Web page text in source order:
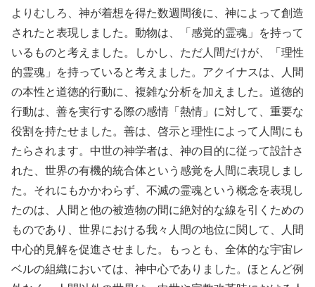
よりむしろ、神が着想を得た数週間後に、神によって創造
されたと表現しました。動物は、「感覚的霊魂」を持って
いるものと考えました。しかし、ただ人間だけが、「理性
的霊魂」を持っていると考えました。アクイナスは、人間
の本性と道徳的行動に、複雑な分析を加えました。道徳的
行動は、善を実行する際の感情「熱情」に対して、重要な
役割を持たせました。善は、啓示と理性によって人間にも
たらされます。中世の神学者は、神の目的に従って設計さ
れた、世界の有機的統合体という感覚を人間に表現しまし
た。それにもかかわらず、不滅の霊魂という概念を表現し
たのは、人間と他の被造物の間に絶対的な線を引くための
ものであり、世界における我々人間の地位に関して、人間
中心的見解を促進させました。もっとも、全体的な宇宙レ
ベルの組織においては、神中心でありました。ほとんど例